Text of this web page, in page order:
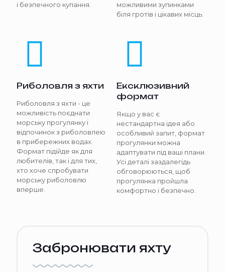
і безпечного купання.
можливими зупинками
біля гротів і цікавих місць.
Риболовля з яхти
Риболовля з яхти - це
можливість поєднати
морську прогулянку і
відпочинок з риболовлею
в прибережних водах.
Формат підійде як для
любителів, так і для тих,
хто хоче спробувати
морську риболовлю
вперше.
Ексклюзивний
формат
Якщо у вас є
нестандартна ідея або
особливий запит, формат
прогулянки можна
адаптувати під ваші плани.
Усі деталі заздалегідь
обговорюються, щоб
прогулянка пройшла
комфортно і безпечно.
Забронювати яхту